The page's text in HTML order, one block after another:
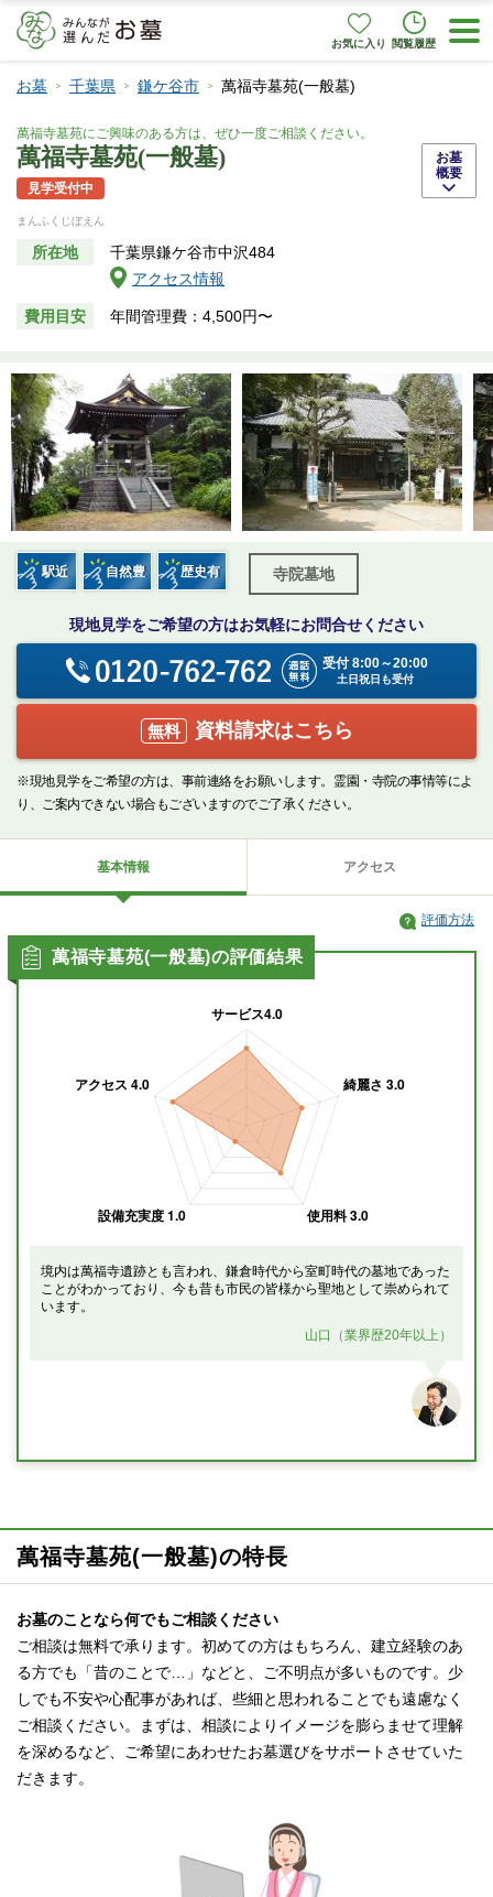
お気に入り 閲覧履歴
お墓 千葉県 鎌ケ谷市 萬福寺墓苑(一般墓)
萬福寺墓苑にご興味のある方は、ぜひ一度ご相談ください。
萬福寺墓苑(一般墓)
見学受付中
まんふくじぼえん
所在地
千葉県鎌ケ谷市中沢484
アクセス情報
費用目安 年間管理費：4,500円〜
お墓
概要
駅近 自然豊 歴史有 寺院墓地
現地見学をご希望の方はお気軽にお問合せください
受付 8:00～20:00
土日祝日も受付
無料 資料請求はこちら
※現地見学をご希望の方は、事前連絡をお願いします。霊園・寺院の事情等によ
り、ご案内できない場合もございますのでご了承ください。
基本情報 アクセス
萬福寺墓苑(一般墓)の評価結果
評価方法
境内は萬福寺遺跡とも言われ、鎌倉時代から室町時代の墓地であった
ことがわかっており、今も昔も市民の皆様から聖地として崇められて
います。
山口（業界歴20年以上）
萬福寺墓苑(一般墓)の特長
お墓のことなら何でもご相談ください
ご相談は無料で承ります。初めての方はもちろん、建立経験のあ
る方でも「昔のことで…」などと、ご不明点が多いものです。少
しでも不安や心配事があれば、些細と思われることでも遠慮なく
ご相談ください。まずは、相談によりイメージを膨らませて理解
を深めるなど、ご希望にあわせたお墓選びをサポートさせていた
だきます。